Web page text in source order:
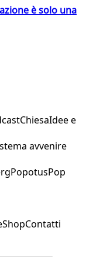
è solo una
ChiesaIdee e
avvenire
PopotusPop
ShopContatti